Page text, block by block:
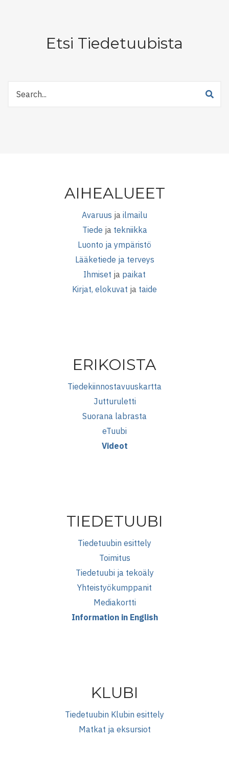
Etsi Tiedetuubista
AIHEALUEET
Avaruus ja ilmailu
Tiede ja tekniikka
Luonto ja ympäristö
Lääketiede ja terveys
Ihmiset ja paikat
Kirjat, elokuvat ja taide
ERIKOISTA
Tiedekiinnostavuuskartta
Jutturuletti
Suorana labrasta
eTuubi
Videot
TIEDETUUBI
Tiedetuubin esittely
Toimitus
Tiedetuubi ja tekoäly
Yhteistyökumppanit
Mediakortti
Information in English
KLUBI
Tiedetuubin Klubin esittely
Matkat ja eksursiot